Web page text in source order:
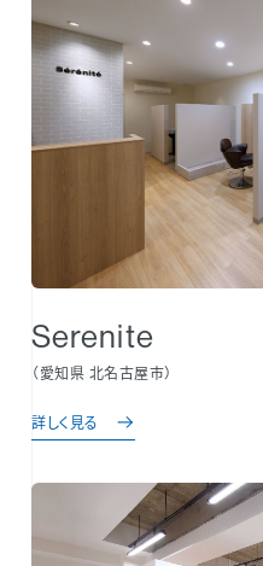
Serenite
（愛知県 北名古屋市）
詳しく見る